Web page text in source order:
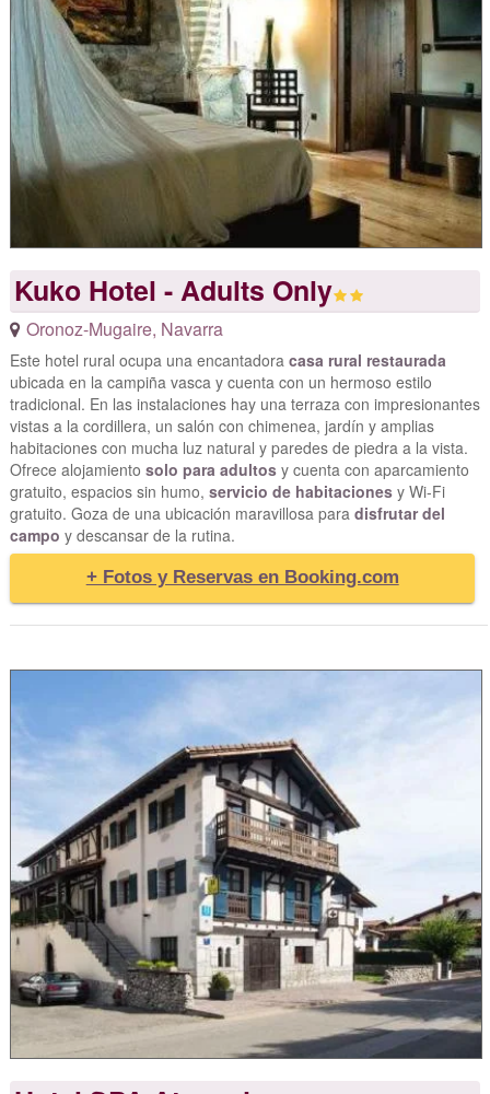
Kuko Hotel - Adults Only
Oronoz-Mugaire, Navarra
Este hotel rural ocupa una encantadora casa rural restaurada
ubicada en la campiña vasca y cuenta con un hermoso estilo
tradicional. En las instalaciones hay una terraza con impresionantes
vistas a la cordillera, un salón con chimenea, jardín y amplias
habitaciones con mucha luz natural y paredes de piedra a la vista.
Ofrece alojamiento solo para adultosy cuenta con aparcamiento
gratuito, espacios sin humo, servicio de habitacionesy Wi-Fi
gratuito. Goza de una ubicación maravillosa para disfrutar del
campo y descansar de la rutina.
+ Fotos y Reservas en Booking.com